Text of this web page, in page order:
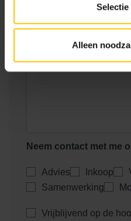
Selectie
Alleen
E-mailadres *
Neem contact met me
Advies Inkoop
Samenwerking
Vrijblijvend op de